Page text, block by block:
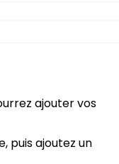
ajouter vos
puis ajoutez un